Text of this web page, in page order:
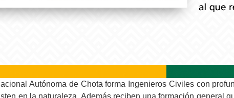
Autónoma de Chota forma Ingenieros Civiles con
en la naturaleza. Además reciben una formación general